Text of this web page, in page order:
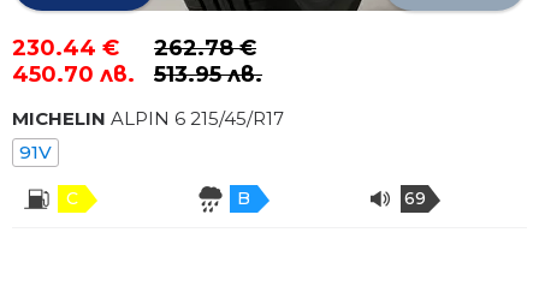
230.44 €
450.70 лв.
262.78 €
513.95 лв.
MICHELIN ALPIN 6 215/45/R17
91V
C B 69